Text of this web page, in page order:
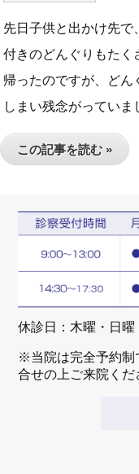
先日子供と出かけ先で
付きのどんぐりもたく
帰ったのですが、どん
しまい残念がっていま
この記事を読む »
休診日：木曜・日曜
※当院は完全予約制
合せの上ご来院くだ